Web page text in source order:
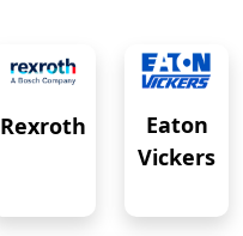
Rexroth
Eaton
Vickers